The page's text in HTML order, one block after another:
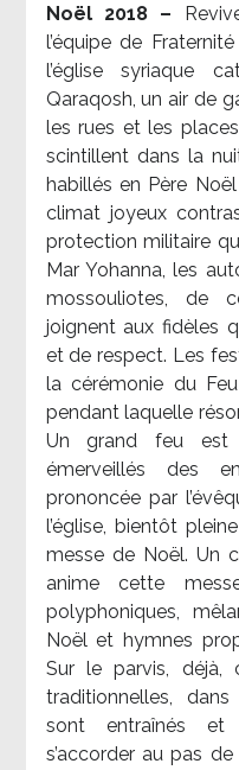
Noël 2018 –
l’équipe de
l’église syriaque
Qaraqosh, un air de
les rues et les
scintillent dans la
habillés en Père
climat joyeux
protection militaire
Mar Yohanna, les
mossouliotes, de
joignent aux fidèles
et de respect. Les
la cérémonie du
pendant laquelle
Un grand feu est
émerveillés des
prononcée par
l’église, bientôt
messe de Noël. Un
anime cette
polyphoniques,
Noël et hymnes
Sur le parvis, déjà,
traditionnelles,
sont entraînés et
s’accorder au pas